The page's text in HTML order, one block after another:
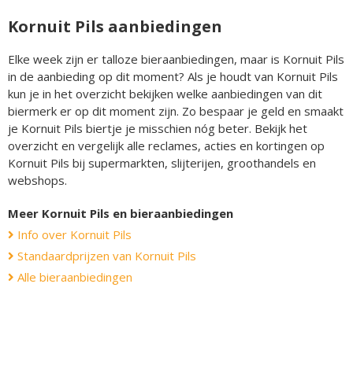
Kornuit Pils aanbiedingen
Elke week zijn er talloze bieraanbiedingen, maar is Kornuit Pils
in de aanbieding op dit moment? Als je houdt van Kornuit Pils
kun je in het overzicht bekijken welke aanbiedingen van dit
biermerk er op dit moment zijn. Zo bespaar je geld en smaakt
je Kornuit Pils biertje je misschien nóg beter. Bekijk het
overzicht en vergelijk alle reclames, acties en kortingen op
Kornuit Pils bij supermarkten, slijterijen, groothandels en
webshops.
Meer Kornuit Pils en bieraanbiedingen
Info over Kornuit Pils
Standaardprijzen van Kornuit Pils
Alle bieraanbiedingen